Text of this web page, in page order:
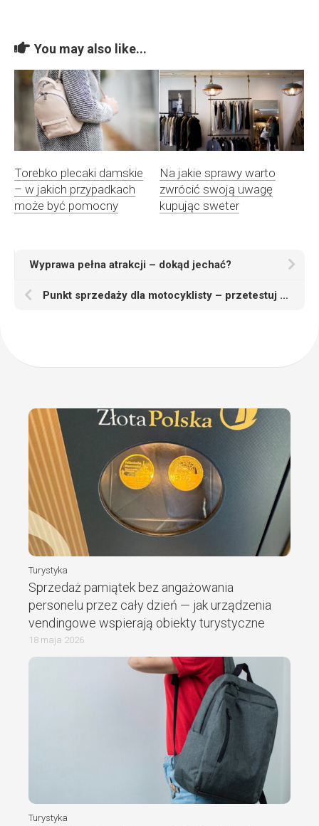
You may also like...
Torebko plecaki damskie
– w jakich przypadkach
może być pomocny
Na jakie sprawy warto
zwrócić swoją uwagę
kupując sweter
Wyprawa pełna atrakcji – dokąd jechać?
Punkt sprzedaży dla motocyklisty – przetestuj propozycję
Turystyka
Sprzedaż pamiątek bez angażowania
personelu przez cały dzień — jak urządzenia
vendingowe wspierają obiekty turystyczne
18 maja 2026
Turystyka